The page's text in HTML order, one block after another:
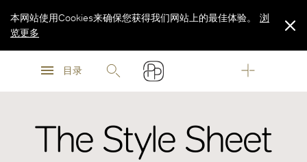
浏
目录
本网站使用Cookies来确保您获得我们网站上的最佳体验。
浏
览更多
The Style Sheet